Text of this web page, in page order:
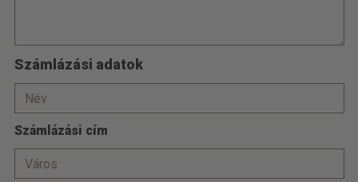
Számlázási adatok
Számlázási cím